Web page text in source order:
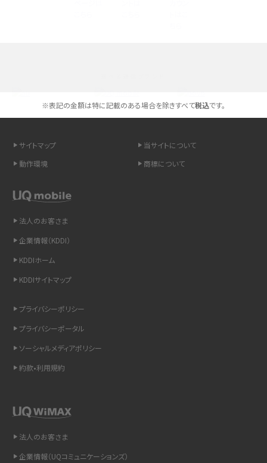
LINEの通知がこない時の原因と対処法9選！設定の確認手順も解説
非通知設定とは？184で電話をかける方法やiPhone・Androidの設定を解説
iCloudの使用容量を減らす9つの方法！使用状況の確認手順も紹介
リプライ機能とは？LINE、X（旧Twitter）、Instagram、TikTokで送る方法を解説
インスタのDMの送り方は？便利機能の使い方や注意点をわかりやすく解説
LINEで送信取り消しをする方法は？相手に知られるのか、削除との違いも紹介
詳しく解説
Wi-Fiを快適に使うための速度はどれくらい？用途別の目安・回線ごとの平均を
紹介
※表記の金額は特に記載のある場合を除きすべて税込です。
サイトマップ
当サイトについて
動作環境
商標について
法人のお客さま
企業情報（KDDI）
KDDIホーム
KDDIサイトマップ
プライバシーポリシー
プライバシーポータル
ソーシャルメディアポリシー
約款•利用規約
法人のお客さま
企業情報（UQコミュニケーションズ）